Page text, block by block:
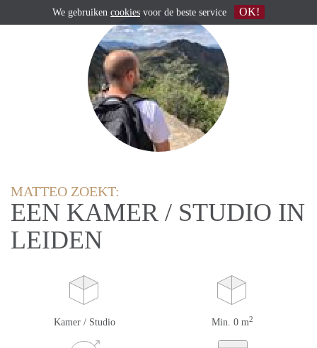
MATTEO ZOEKT:
EEN KAMER / STUDIO IN
LEIDEN
Kamer / Studio Min. 0 m2
We gebruiken cookies voor de beste service OK!